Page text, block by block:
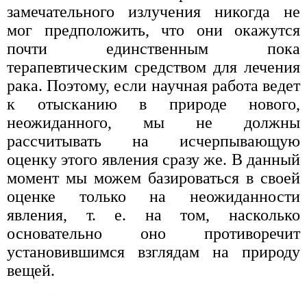
замечательного излучения никогда не
мог предположить, что они окажутся
почти единственным пока
терапевтическим средством для лечения
рака. Поэтому, если научная работа ведет
к отысканию в природе нового,
неожиданного, мы не должны
рассчитывать на исчерпывающую
оценку этого явления сразу же. В данный
момент мы можем базироваться в своей
оценке только на неожиданности
явления, т. е. на том, насколько
основательно оно противоречит
установившимся взглядам на природу
вещей.